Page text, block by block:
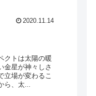
2020.11.14
クトは太陽の暖
金星が神々しさ
立場が変わるこ
、太...